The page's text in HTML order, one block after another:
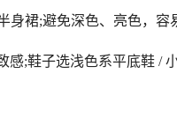
裙;避免深色、亮色，容
;鞋子选浅色系平底鞋 /